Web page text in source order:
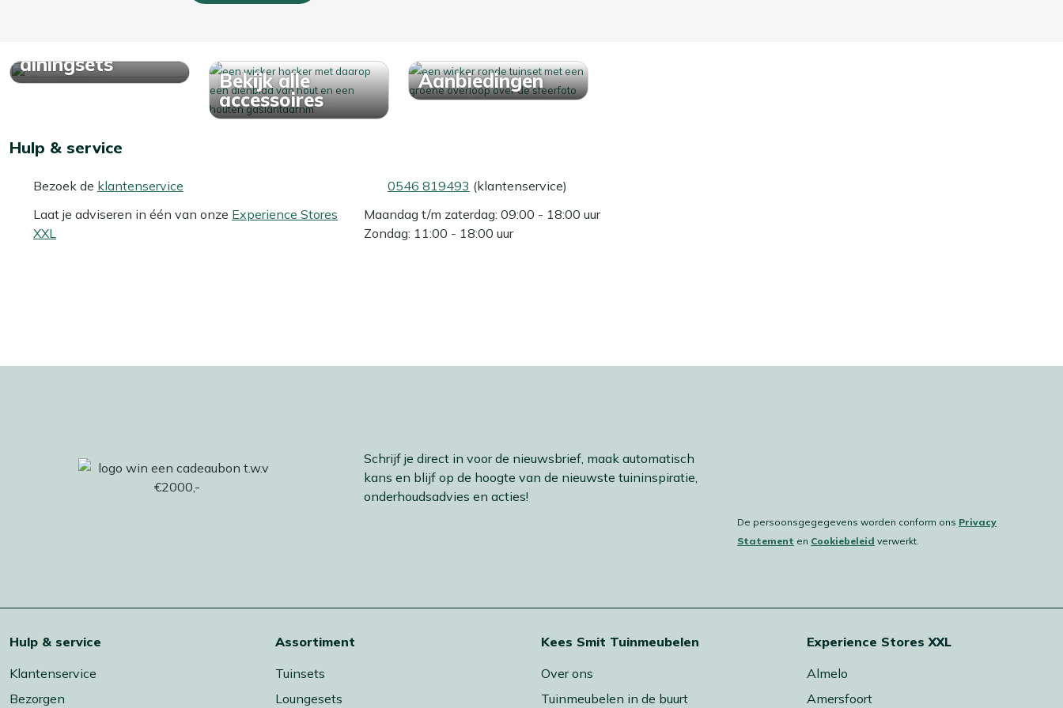
diningsets
Bekijk alle
accessoires
Aanbiedingen
Hulp & service
Bezoek de klantenservice
Laat je adviseren in één van onze Experience Stores
XXL
0546 819493 (klantenservice)
Maandag t/m zaterdag: 09:00 - 18:00 uur
Zondag: 11:00 - 18:00 uur
Schrijf je direct in voor de nieuwsbrief, maak automatisch
kans en blijf op de hoogte van de nieuwste tuininspiratie,
onderhoudsadvies en acties!
De persoonsgegegevens worden conform ons Privacy
Statement en Cookiebeleid verwerkt.
Hulp & service
Klantenservice
Bezorgen
Assortiment
Tuinsets
Loungesets
Kees Smit Tuinmeubelen
Over ons
Tuinmeubelen in de buurt
Experience Stores XXL
Almelo
Amersfoort